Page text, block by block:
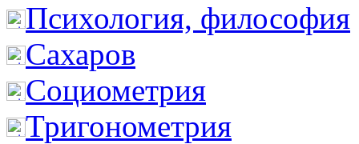
Психология, философия
Сахаров
Социометрия
Тригонометрия